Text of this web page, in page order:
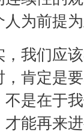
人为前提
，我们应
，肯定是
不是在于
才能再来